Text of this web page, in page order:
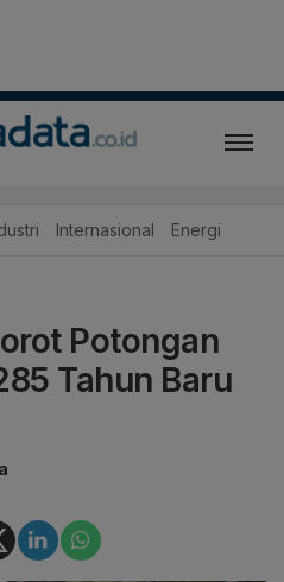
Internasional Energi
Potongan
Tahun Baru